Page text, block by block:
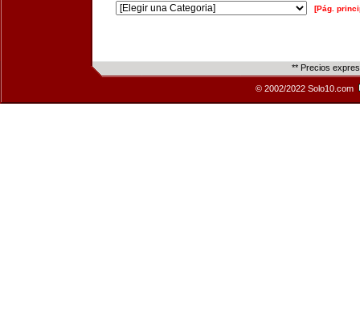
[Pág.
** Precios
© 2002/2022 Solo10.com